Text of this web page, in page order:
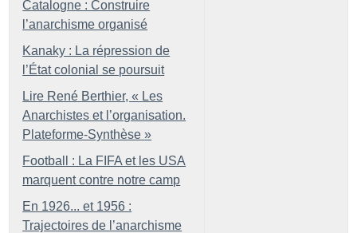
Catalogne : Construire
l’anarchisme organisé
Kanaky : La répression de
l’État colonial se poursuit
Lire René Berthier, « Les
Anarchistes et l’organisation.
Plateforme-Synthèse »
Football : La FIFA et les USA
marquent contre notre camp
En 1926... et 1956 :
Trajectoires de l’anarchisme